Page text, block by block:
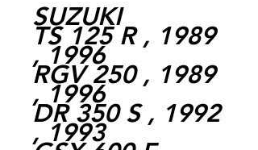
SUZUKI
TS 125 R , 1989
, 1996
RGV 250 , 1989
, 1996
DR 350 S , 1992
, 1993